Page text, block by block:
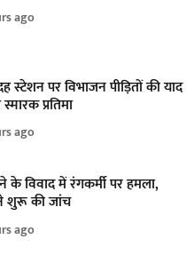
ago
स्टेशन पर विभाजन पीड़ितों की याद
प्रतिमा
ago
के विवाद में रंगकर्मी पर हमला,
शुरू की जांच
ago